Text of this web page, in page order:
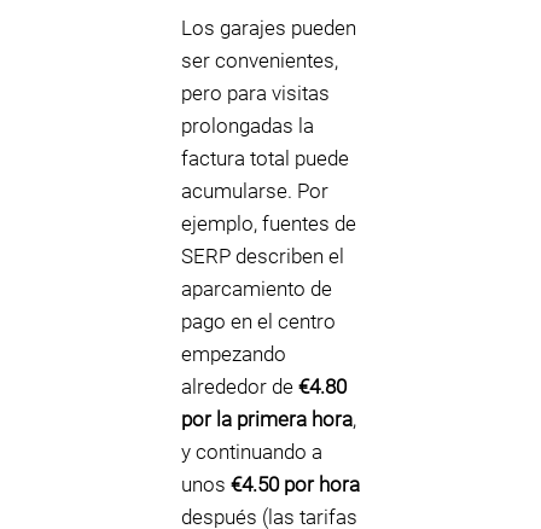
Los garajes pueden
ser convenientes,
pero para visitas
prolongadas la
factura total puede
acumularse. Por
ejemplo, fuentes de
SERP describen el
aparcamiento de
pago en el centro
empezando
alrededor de €4.80
por la primera hora,
y continuando a
unos €4.50 por hora
después (las tarifas